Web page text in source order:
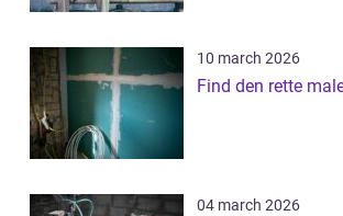
10 march 2026
Find den rette
04 march 2026